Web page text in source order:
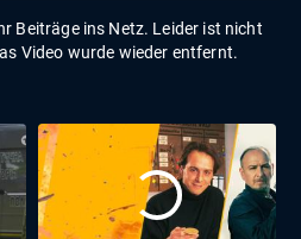
Beiträge ins Netz. Leider ist nicht
Video wurde wieder entfernt.